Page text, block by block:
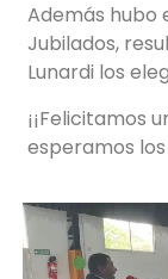
Además hubo
Jubilados,
Lunardi los
¡¡Felicitamos
esperamos